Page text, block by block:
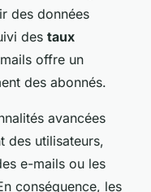
des données
des taux
offre un
des abonnés.
avancées
des utilisateurs,
e-mails ou les
conséquence, les